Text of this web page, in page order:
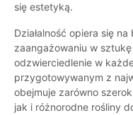
się estetyką.
Działalność opiera się
zaangażowaniu w
odzwierciedlenie w
przygotowywanym z
obejmuje zarówno
jak i różnorodne rośliny